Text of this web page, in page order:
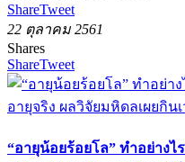
ShareTweet
22 ตุลาคม 2561
Shares
ShareTweet
“อายุน้อยร้อยโล” ทำอย่าง